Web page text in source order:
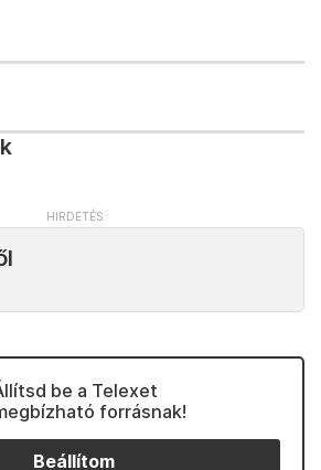
be a Telexet
forrásnak!
Beállítom